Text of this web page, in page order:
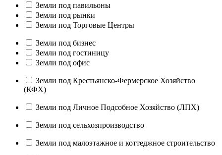
Земли под павильоны
Земли под рынки
Земли под Торговые Центры
Земли под бизнес
Земли под гостиницу
Земли под офис
Земли под Крестьянско-Фермерское Хозяйство
(КФХ)
Земли под Личное Подсобное Хозяйство (ЛПХ)
Земли под сельхозпроизводство
Земли под малоэтажное и коттеджное строительство